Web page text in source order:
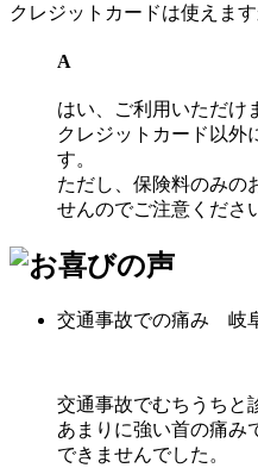
クレジットカードは使えます
A
はい、ご利用いただけ
クレジットカード以外
す。
ただし、保険料のみの
せんのでご注意くださ
交通事故での痛み 岐
交通事故でむちうちと
あまりに強い首の痛み
できませんでした。